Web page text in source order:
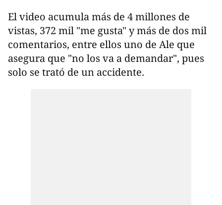
El video acumula más de 4 millones de
vistas, 372 mil "me gusta" y más de dos mil
comentarios, entre ellos uno de Ale que
asegura que "no los va a demandar", pues
solo se trató de un accidente.